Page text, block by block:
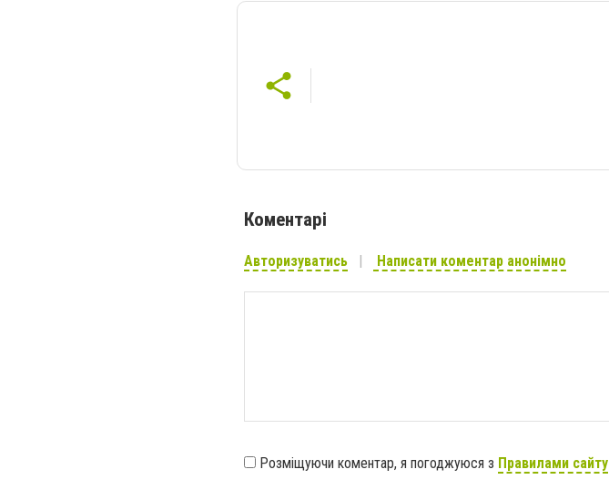
Коментарі
Авторизуватись Написати коментар анонімно
Розміщуючи коментар, я погоджуюся з Правилами сайту